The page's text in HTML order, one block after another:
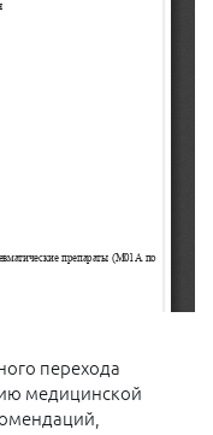
перехода
медицинской